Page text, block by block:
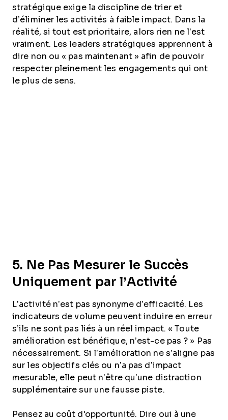
stratégique exige la discipline de trier et
d’éliminer les activités à faible impact. Dans la
réalité, si tout est prioritaire, alors rien ne l’est
vraiment. Les leaders stratégiques apprennent à
dire non ou « pas maintenant » afin de pouvoir
respecter pleinement les engagements qui ont
le plus de sens.
5. Ne Pas Mesurer le Succès
Uniquement par l’Activité
L’activité n’est pas synonyme d’efficacité. Les
indicateurs de volume peuvent induire en erreur
s’ils ne sont pas liés à un réel impact. « Toute
amélioration est bénéfique, n’est-ce pas ? » Pas
nécessairement. Si l’amélioration ne s’aligne pas
sur les objectifs clés ou n’a pas d’impact
mesurable, elle peut n’être qu’une distraction
supplémentaire sur une fausse piste.
Pensez au coût d'opportunité. Dire oui à une